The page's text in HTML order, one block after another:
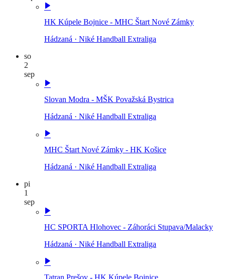
HK Kúpele Bojnice - MHC Štart Nové Zámky
Hádzaná · Niké Handball Extraliga
so
2
sep
Slovan Modra - MŠK Považská Bystrica
Hádzaná · Niké Handball Extraliga
MHC Štart Nové Zámky - HK Košice
Hádzaná · Niké Handball Extraliga
pi
1
sep
HC SPORTA Hlohovec - Záhoráci Stupava/Malacky
Hádzaná · Niké Handball Extraliga